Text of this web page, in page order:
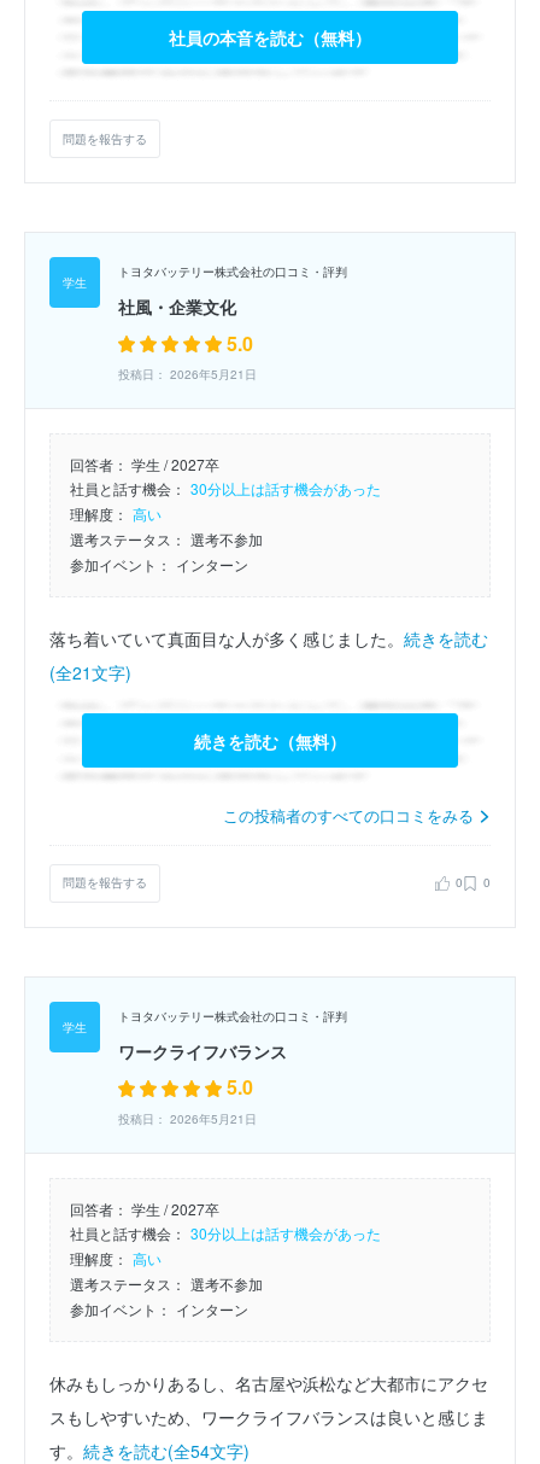
社員の本音を読む（無料）
問題を報告する
トヨタバッテリー株式会社の口コミ・評判
社風・企業文化
5.0
投稿日： 2026年5月21日
回答者： 学生 / 2027卒
社員と話す機会： 30分以上は話す機会があった
理解度： 高い
選考ステータス： 選考不参加
参加イベント： インターン
落ち着いていて真面目な人が多く感じました。 続きを読む
(全21文字)
続きを読む（無料）
この投稿者のすべての口コミをみる
問題を報告する 0 0
トヨタバッテリー株式会社の口コミ・評判
ワークライフバランス
5.0
投稿日： 2026年5月21日
回答者： 学生 / 2027卒
社員と話す機会： 30分以上は話す機会があった
理解度： 高い
選考ステータス： 選考不参加
参加イベント： インターン
休みもしっかりあるし、名古屋や浜松など大都市にアクセ
スもしやすいため、ワークライフバランスは良いと感じま
す。 続きを読む(全54文字)